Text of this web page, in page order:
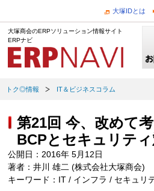
大塚IDとは
大塚商会のERPソリューション情報サイト
ERPナビ
トク◎情報 IT＆ビジネスコラム
第21回 今、改めて
BCPとセキュリテ
公開日：2016年 5月12日
著者：井川 雄二 (株式会社大塚商会)
キーワード：IT / インフラ / セキュリ